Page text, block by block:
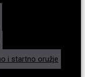
i startno oružje